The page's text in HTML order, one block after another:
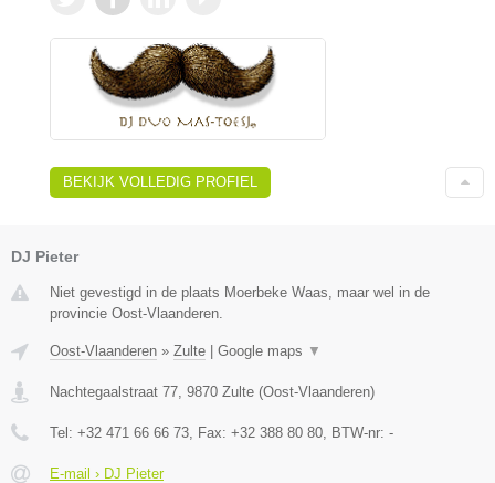
BEKIJK VOLLEDIG PROFIEL
DJ Pieter
Niet gevestigd in de plaats Moerbeke Waas, maar wel in de
provincie Oost-Vlaanderen.
Oost-Vlaanderen » Zulte Google maps ▼
Nachtegaalstraat 77 9870 Zulte (Oost-Vlaanderen)
Tel: +32 471 66 66 73 , Fax: +32 388 80 80 , BTW-nr: -
E-mail › DJ Pieter